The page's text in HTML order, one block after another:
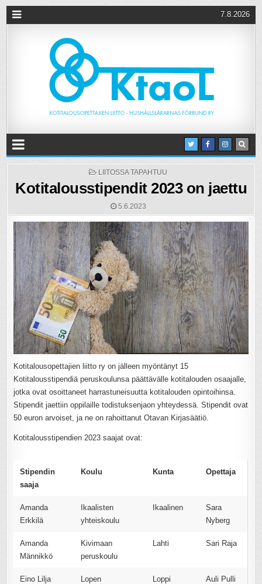
7.8.2026
POSTED
LIITOSSA TAPAHTUU
Kotitalousstipendit 2023 on jaettu
5.6.2023
Kotitalousopettajien liitto ry on jälleen myöntänyt 15
Kotitalousstipendiä peruskoulunsa päättävälle kotitalouden osaajalle,
jotka ovat osoittaneet harrastuneisuutta kotitalouden opintoihinsa.
Stipendit jaettiin oppilaille todistuksenjaon yhteydessä. Stipendit ovat
50 euron arvoiset, ja ne on rahoittanut Otavan Kirjasäätiö.
Kotitalousstipendien 2023 saajat ovat:
Stipendin
saaja
Koulu Kunta Opettaja
Amanda
Erkkilä
Ikaalisten
yhteiskoulu
Ikaalinen
Sara
Nyberg
Amanda
Männikkö
Kivimaan
peruskoulu
Lahti Sari Raja
Eino Lilja
Lopen
Loppi Auli Pulli